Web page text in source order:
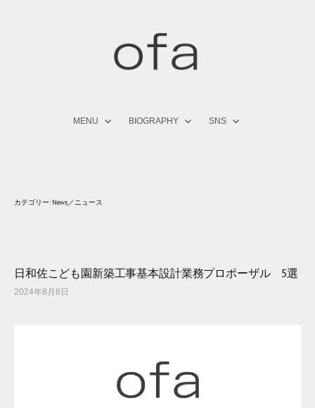
MENU BIOGRAPHY SNS
カテゴリー: News／ニュース
日和佐こども園新築工事基本設計業務プロポーザル 5選
2024年8月8日